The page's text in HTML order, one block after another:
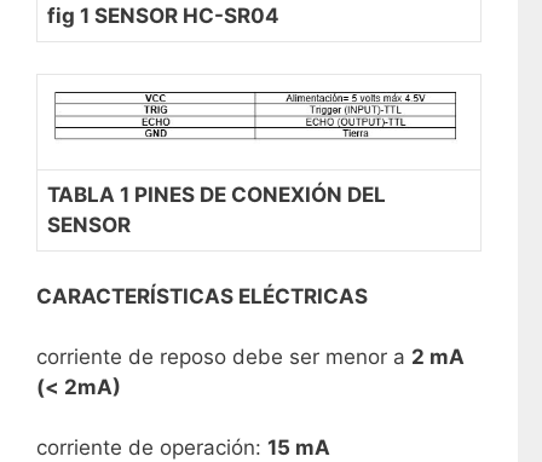
fig 1 SENSOR HC-SR04
TABLA 1 PINES DE CONEXIÓN DEL
SENSOR
CARACTERÍSTICAS ELÉCTRICAS
corriente de reposo debe ser menor a 2 mA
(< 2mA)
corriente de operación: 15 mA